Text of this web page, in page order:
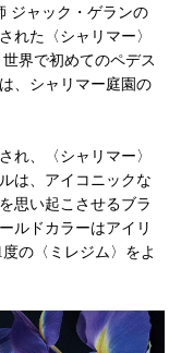
ジャック・ゲランの
れた〈シャリマー〉
界で初めてのペデス
、シャリマー庭園の
れ、〈シャリマー〉
は、アイコニックな
思い起こさせるブラ
ルドカラーはアイリ
の〈ミレジム〉をよ